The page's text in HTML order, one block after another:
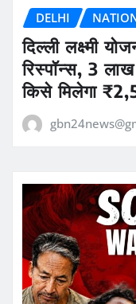
DELHI
दिल्ली लक्ष्मी
रिस्पॉन्स, 3
किसे मिलेगा